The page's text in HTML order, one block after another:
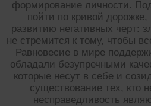
формирование личности.
пойти по кривой
развитию негативных черт:
не стремится к тому, чтобы
Равновесие в мире
обладали безупречными
которые несут в себе и
существование тех, кто
несправедливость